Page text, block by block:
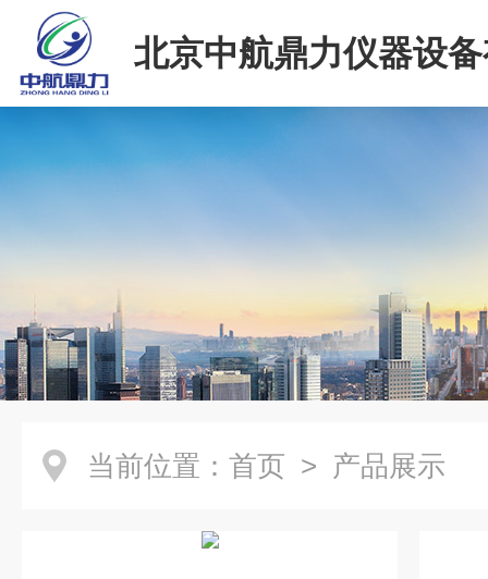
北京中航鼎力仪器设
司
当前位置： 首页 > 产品展示